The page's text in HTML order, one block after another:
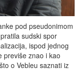
pod pseudonimom
sudski spor
ispod jednog
previše znao i kao
o Vebleu saznati iz